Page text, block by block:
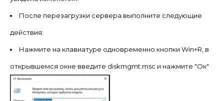
После перезагрузки сервера выполните следующие
действия:
Нажмите на клавиатуре одновременно кнопки Win+R, в
открывшемся окне введите diskmgmt.msc и нажмите "Ок"